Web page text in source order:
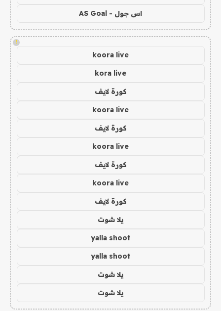
اس جول - AS Goal
!
koora live
kora live
كورة لايف
koora live
كورة لايف
koora live
كورة لايف
koora live
كورة لايف
يلا شوت
yalla shoot
yalla shoot
يلا شوت
يلا شوت